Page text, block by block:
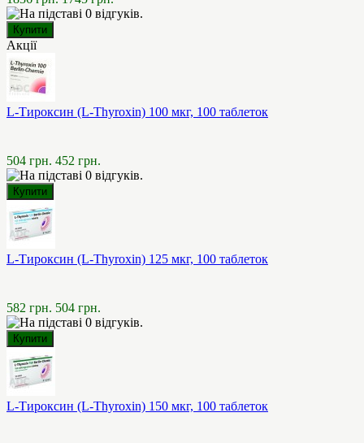
Акції
L-Тироксин (L-Thyroxin) 100 мкг, 100 таблеток
504 грн. 452 грн.
L-Тироксин (L-Thyroxin) 125 мкг, 100 таблеток
582 грн. 504 грн.
L-Тироксин (L-Thyroxin) 150 мкг, 100 таблеток